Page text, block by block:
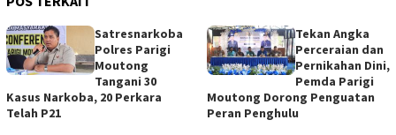
Satresnarkoba
Polres Parigi
Moutong
Tangani 30
Kasus Narkoba, 20 Perkara
Telah P21
Tekan Angka
Perceraian dan
Pernikahan Dini,
Pemda Parigi
Moutong Dorong Penguatan
Peran Penghulu